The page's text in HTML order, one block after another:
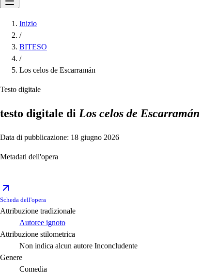
Inizio
/
BITESO
/
Los celos de Escarramán
Testo digitale
testo digitale di Los celos de Escarramán
Data di pubblicazione: 18 giugno 2026
Metadati dell'opera
Scheda dell'opera
Attribuzione tradizionale
Autoree ignoto
Attribuzione stilometrica
Non indica alcun autore Inconcludente
Genere
Comedia